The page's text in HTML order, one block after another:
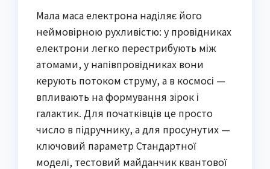
Мала маса електрона наділяє його
неймовірною рухливістю: у провідниках
електрони легко перестрибують між
атомами, у напівпровідниках вони
керують потоком струму, а в космосі —
впливають на формування зірок і
галактик. Для початківців це просто
число в підручнику, а для просунутих —
ключовий параметр Стандартної
моделі, тестовий майданчик квантової